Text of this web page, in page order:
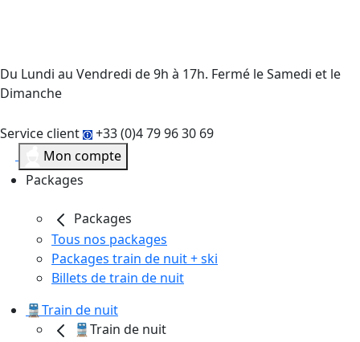
Du Lundi au Vendredi de 9h à 17h. Fermé le Samedi et le
Dimanche
Service client
+33 (0)4 79 96 30 69
Mon compte
Packages
Packages
Tous nos packages
Packages train de nuit + ski
Billets de train de nuit
🚆Train de nuit
🚆Train de nuit